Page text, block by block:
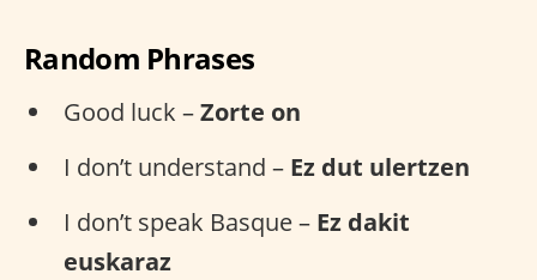
Random Phrases
Good luck –Zorte on
I don’t understand – Ez dut ulertzen
I don’t speak Basque – Ez dakit
euskaraz